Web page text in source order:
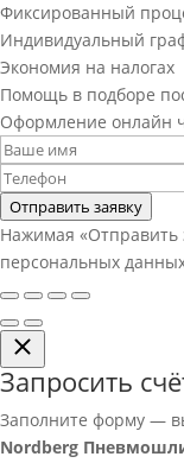
Фиксированный
Индивидуальный
Экономия на налогах
Помощь в подборе
Оформление онлайн
Отправить заявку
Нажимая «Отправить
персональных
Запросить
Заполните форму —
Nordberg